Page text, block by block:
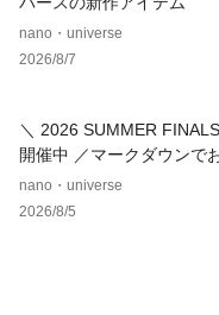
・6735230319　ソフト
■取扱方法
い。あて布を使用して
ぽくなったり、毛羽立ち
※サンプルにて撮影、採
nano・universe
2026/8/7
＼ 2026 SUMMER
開催中 ／マークダウンで
ゲット！
nano・universe
2026/8/5